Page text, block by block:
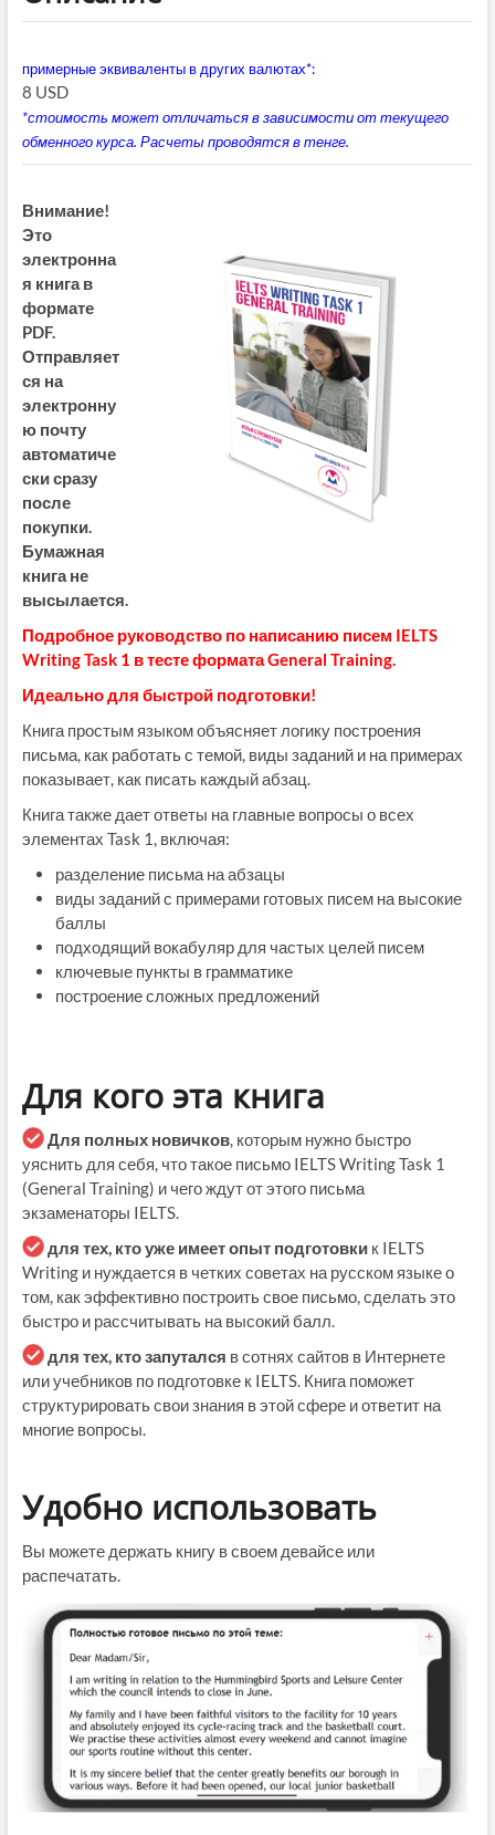
PDF)
примерные эквиваленты в других валютах*:
8 USD
*стоимость может отличаться в зависимости от текущего
обменного курса. Расчеты проводятся в тенге.
Внимание!
Это
электронна
я книга в
формате
PDF.
Отправляет
ся на
электронну
ю почту
автоматиче
ски сразу
после
покупки.
Бумажная
книга не
высылается.
Подробное руководство по написанию писем IELTS
Writing Task 1 в тесте формата General Training.
Идеально для быстрой подготовки!
Книга простым языком объясняет логику построения
письма, как работать с темой, виды заданий и на примерах
показывает, как писать каждый абзац.
Книга также дает ответы на главные вопросы о всех
элементах Task 1, включая:
разделение письма на абзацы
виды заданий с примерами готовых писем на высокие
баллы
подходящий вокабуляр для частых целей писем
ключевые пункты в грамматике
построение сложных предложений
Для кого эта книга
Для полных новичков, которым нужно быстро
уяснить для себя, что такое письмо IELTS Writing Task 1
(General Training) и чего ждут от этого письма
экзаменаторы IELTS.
для тех, кто уже имеет опыт подготовкик IELTS
Writing и нуждается в четких советах на русском языке о
том, как эффективно построить свое письмо, сделать это
быстро и рассчитывать на высокий балл.
для тех, кто запутался в сотнях сайтов в Интернете
или учебников по подготовке к IELTS. Книга поможет
структурировать свои знания в этой сфере и ответит на
многие вопросы.
Удобно использовать
Вы можете держать книгу в своем девайсе или
распечатать.